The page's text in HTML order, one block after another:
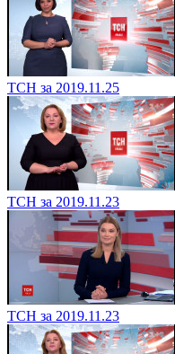
ТСН за 2019.11.25
ТСН за 2019.11.23
ТСН за 2019.11.23